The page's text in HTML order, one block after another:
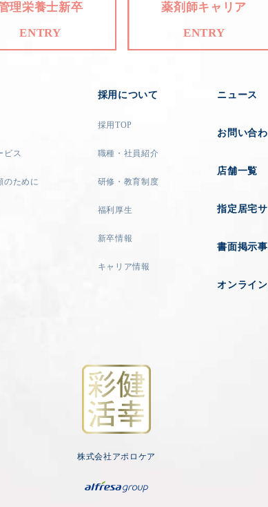
理栄養士新卒
ENTRY
薬剤師キャリア
ENTRY
ビス
のために
採用について
採用TOP
職種・社員紹介
研修・教育制度
福利厚生
新卒情報
キャリア情報
ニュース
お問い合
店舗一覧
指定居宅
書面掲示
オンライ
株式会社アポロケア